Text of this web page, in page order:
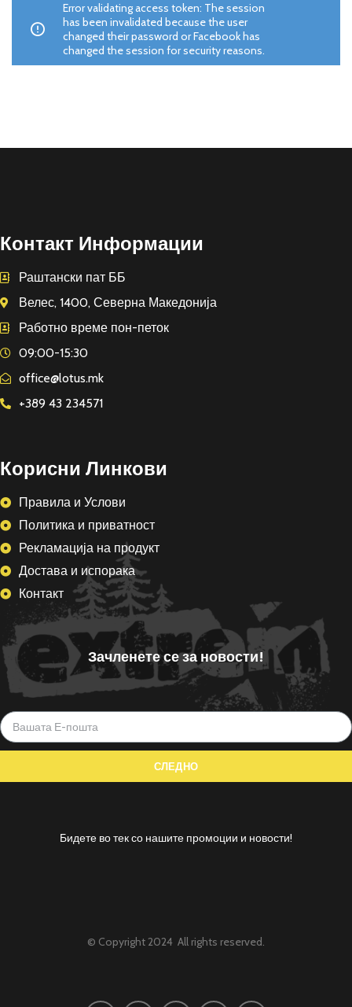
Error validating access token: The session
has been invalidated because the user
changed their password or Facebook has
changed the session for security reasons.
Контакт Информации
Раштански пат ББ
Велес, 1400, Северна Македонија
Работно време пон-петок
09:00-15:30
office@lotus.mk
+389 43 234571
Корисни Линкови
Правила и Услови
Политика и приватност
Рекламација на продукт
Достава и испорака
Контакт
Зачленете се за новости!
Бидете во тек со нашите промоции и новости!
© Copyright 2024 All rights reserved.